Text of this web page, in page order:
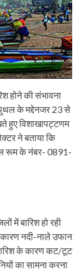
होने की संभावना
के मद्देनजर 23 से
हुए विशाखापट्टणम
ने बताया कि
रूम के नंबर- 0891-
में बारिश हो रही
कारण नदी-नाले उफान
के कारण कट/टूट
का सामना करना